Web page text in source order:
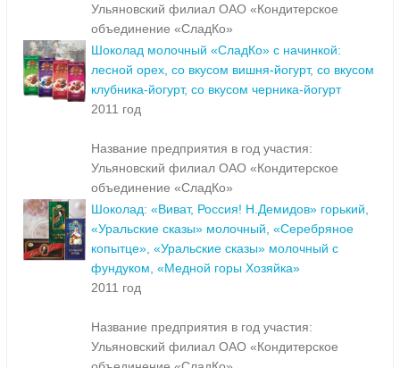
Ульяновский филиал ОАО «Кондитерское
объединение «СладКо»
Шоколад молочный «СладКо» с начинкой:
лесной орех, со вкусом вишня-йогурт, со вкусом
клубника-йогурт, со вкусом черника-йогурт
2011 год
Название предприятия в год участия:
Ульяновский филиал ОАО «Кондитерское
объединение «СладКо»
Шоколад: «Виват, Россия! Н.Демидов» горький,
«Уральские сказы» молочный, «Серебряное
копытце», «Уральские сказы» молочный с
фундуком, «Медной горы Хозяйка»
2011 год
Название предприятия в год участия:
Ульяновский филиал ОАО «Кондитерское